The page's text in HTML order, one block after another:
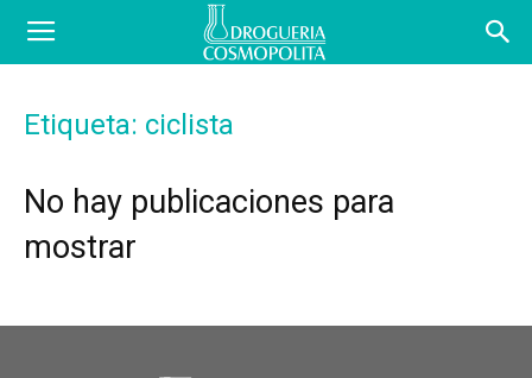
COSBLOG
Etiqueta: ciclista
No hay publicaciones para
mostrar